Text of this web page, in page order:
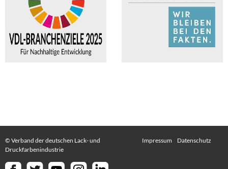
© Verband der deutschen Lack- und
Druckfarbenindustrie
Impressum Datenschutz